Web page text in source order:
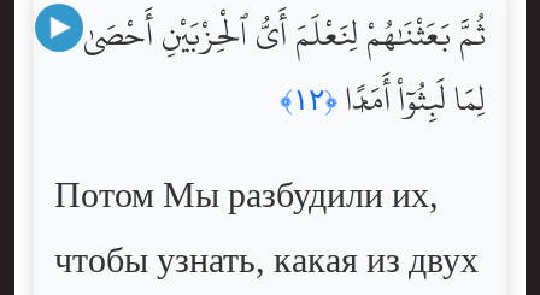
ثُمَّ بَعَثْنَٰهُمْ لِنَعْلَمَ أَىُّ ٱلْحِزْبَيْنِ أَحْصَىٰ
لِمَا لَبِثُوٓاْ أَمَدًۭا ﴿١٢﴾
Потом Мы разбудили их,
чтобы узнать, какая из двух